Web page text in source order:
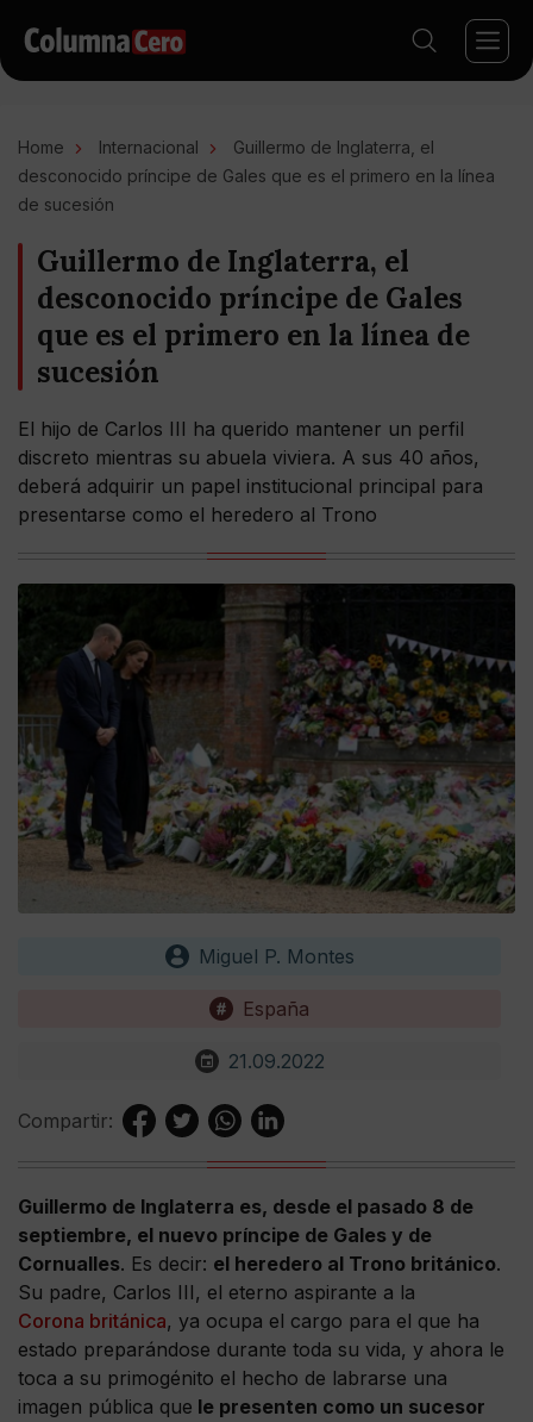
Home Internacional
Guillermo de Inglaterra, el
desconocido príncipe de Gales que es el primero en la línea
de sucesión
Guillermo de Inglaterra, el
desconocido príncipe de Gales
que es el primero en la línea de
sucesión
El hijo de Carlos III ha querido mantener un perfil
discreto mientras su abuela viviera. A sus 40 años,
deberá adquirir un papel institucional principal para
presentarse como el heredero al Trono
Miguel P. Montes
España
21.09.2022
Compartir:
Guillermo de Inglaterra es, desde el pasado 8 de
septiembre, el nuevo príncipe de Gales y de
Cornualles. Es decir: el heredero al Trono británico.
Su padre, Carlos III, el eterno aspirante a la
Corona británica, ya ocupa el cargo para el que ha
estado preparándose durante toda su vida, y ahora le
toca a su primogénito el hecho de labrarse una
imagen pública que le presenten como un sucesor